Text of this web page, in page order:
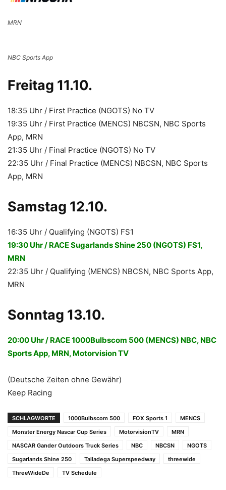
MRN
NBC Sports App
Freitag 11.10.
18:35 Uhr / First Practice (NGOTS) No TV
19:35 Uhr / First Practice (MENCS) NBCSN, NBC Sports
App, MRN
21:35 Uhr / Final Practice (NGOTS) No TV
22:35 Uhr / Final Practice (MENCS) NBCSN, NBC Sports
App, MRN
Samstag 12.10.
16:35 Uhr / Qualifying (NGOTS) FS1
19:30 Uhr / RACE Sugarlands Shine 250 (NGOTS) FS1,
MRN
22:35 Uhr / Qualifying (MENCS) NBCSN, NBC Sports App,
MRN
Sonntag 13.10.
20:00 Uhr / RACE 1000Bulbscom 500 (MENCS) NBC, NBC
Sports App, MRN, Motorvision TV
(Deutsche Zeiten ohne Gewähr)
Keep Racing
SCHLAGWORTE 1000Bulbscom 500 FOX Sports 1
MENCS
Monster Energy Nascar Cup Series
MotorvisionTV
MRN
NASCAR Gander Outdoors Truck Series
NBC NBCSN
NGOTS
Sugarlands Shine 250
Talladega Superspeedway
threewide
ThreeWideDe
TV Schedule